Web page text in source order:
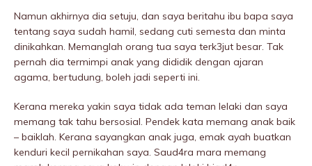
Namun akhirnya dia setuju, dan saya beritahu ibu bapa saya
tentang saya sudah hamil, sedang cuti semesta dan minta
dinikahkan. Memanglah orang tua saya terk3jut besar. Tak
pernah dia termimpi anak yang dididik dengan ajaran
agama, bertudung, boleh jadi seperti ini.
Kerana mereka yakin saya tidak ada teman lelaki dan saya
memang tak tahu bersosiaI. Pendek kata memang anak baik
– baiklah. Kerana sayangkan anak juga, emak ayah buatkan
kenduri kecil pernikahan saya. Saud4ra mara memang